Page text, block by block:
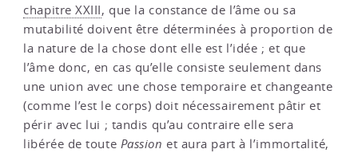
chapitre XXIII, que la constance de l’âme ou sa
mutabilité doivent être déterminées à proportion de
la nature de la chose dont elle est l’idée ; et que
l’âme donc, en cas qu’elle consiste seulement dans
une union avec une chose temporaire et changeante
(comme l’est le corps) doit nécessairement pâtir et
périr avec lui ; tandis qu’au contraire elle sera
libérée de toute Passion et aura part à l’immortalité,